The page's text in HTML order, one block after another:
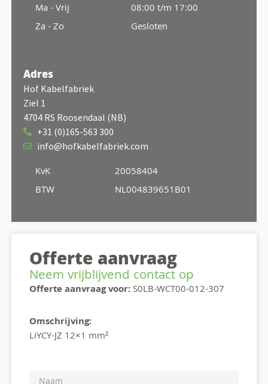
Ma - Vrij
Za - Zo
08:00 t/m 17:00
Gesloten
Adres
Hof Kabelfabriek
Ziel 1
4704 RS Roosendaal (NB)
+31 (0)165-563 300
info@hofkabelfabriek.com
KvK
BTW
20058404
NL004839651B01
Offerte aanvraag
Neem vrijblijvend contact op
Offerte aanvraag voor:S0LB-WCT00-012-307
Omschrijving:
LiYCY-JZ 12×1 mm²